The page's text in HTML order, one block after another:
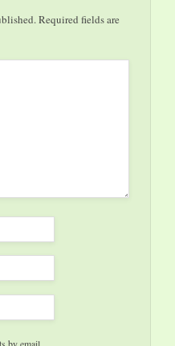
Required fields are